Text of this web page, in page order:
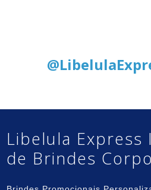
Libelula Express
de Brindes